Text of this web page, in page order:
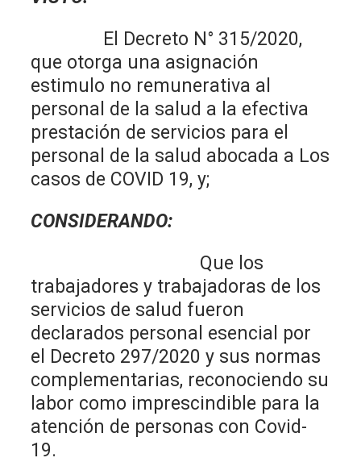
El Decreto N° 315/2020,
que otorga una asignación
estimulo no remunerativa al
personal de la salud a la efectiva
prestación de servicios para el
personal de la salud abocada a Los
casos de COVID 19, y;
CONSIDERANDO:
Que los
trabajadores y trabajadoras de los
servicios de salud fueron
declarados personal esencial por
el Decreto 297/2020 y sus normas
complementarias, reconociendo su
labor como imprescindible para la
atención de personas con Covid-
19.